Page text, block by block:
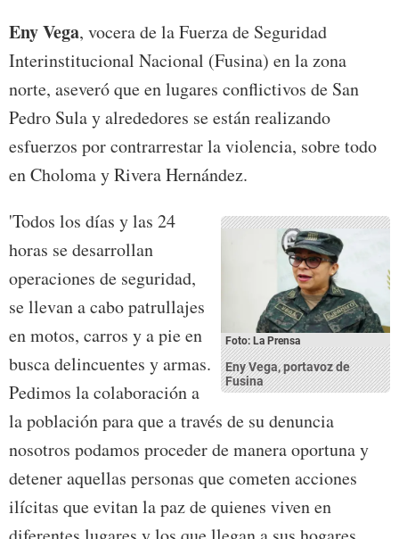
Eny Vega, vocera de la Fuerza de Seguridad
Interinstitucional Nacional (Fusina) en la zona
norte, aseveró que en lugares conflictivos de San
Pedro Sula y alrededores se están realizando
esfuerzos por contrarrestar la violencia, sobre todo
en Choloma y Rivera Hernández.
Foto: La Prensa
Eny Vega, portavoz de
Fusina
'Todos los días y las 24
horas se desarrollan
operaciones de seguridad,
se llevan a cabo patrullajes
en motos, carros y a pie en
busca delincuentes y armas.
Pedimos la colaboración a
la población para que a través de su denuncia
nosotros podamos proceder de manera oportuna y
detener aquellas personas que cometen acciones
ilícitas que evitan la paz de quienes viven en